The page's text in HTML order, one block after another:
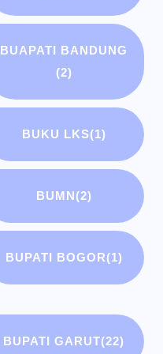
BUAPATI BANDUNG
(2)
BUKU LKS(1)
BUMN(2)
BUPATI BOGOR(1)
BUPATI GARUT(22)